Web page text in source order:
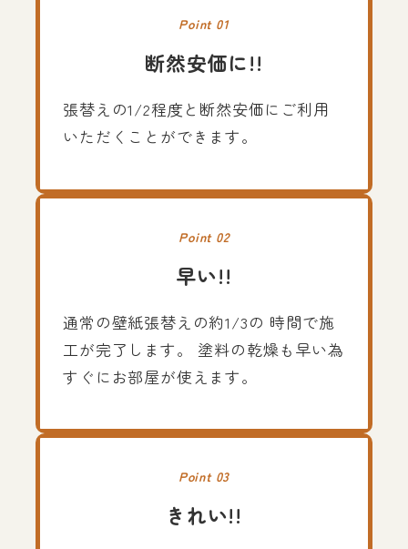
Point 01
断然安価に!!
張替えの1/2程度と断然安価にご利用
いただくことができます。
Point 02
早い!!
通常の壁紙張替えの約1/3の 時間で施
工が完了します。 塗料の乾燥も早い為
すぐにお部屋が使えます。
Point 03
きれい!!